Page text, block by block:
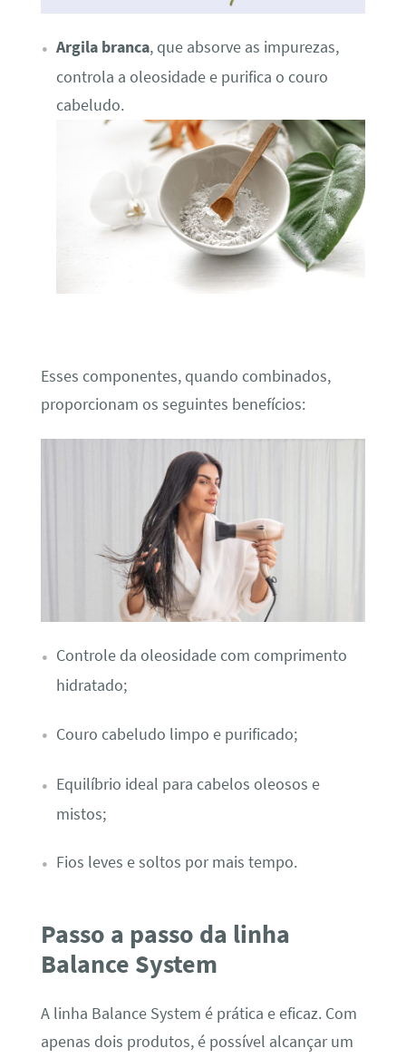
Argila branca, que absorve as impurezas,
controla a oleosidade e purifica o couro
cabeludo.
Esses componentes, quando combinados,
proporcionam os seguintes benefícios:
Controle da oleosidade com comprimento
hidratado;
Couro cabeludo limpo e purificado;
Equilíbrio ideal para cabelos oleosos e
mistos;
Fios leves e soltos por mais tempo.
Passo a passo da linha
Balance System
A linha Balance System é prática e eficaz. Com
apenas dois produtos, é possível alcançar um